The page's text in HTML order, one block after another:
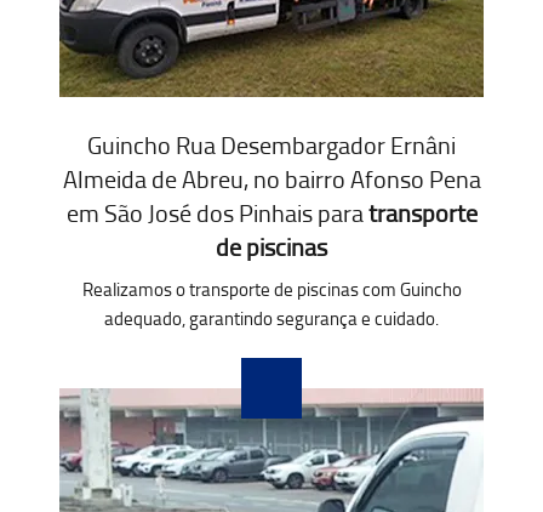
Guincho Rua Desembargador Ernâni
Almeida de Abreu, no bairro Afonso Pena
em São José dos Pinhais paratransporte
de piscinas
Realizamos o transporte de piscinas com Guincho
adequado, garantindo segurança e cuidado.